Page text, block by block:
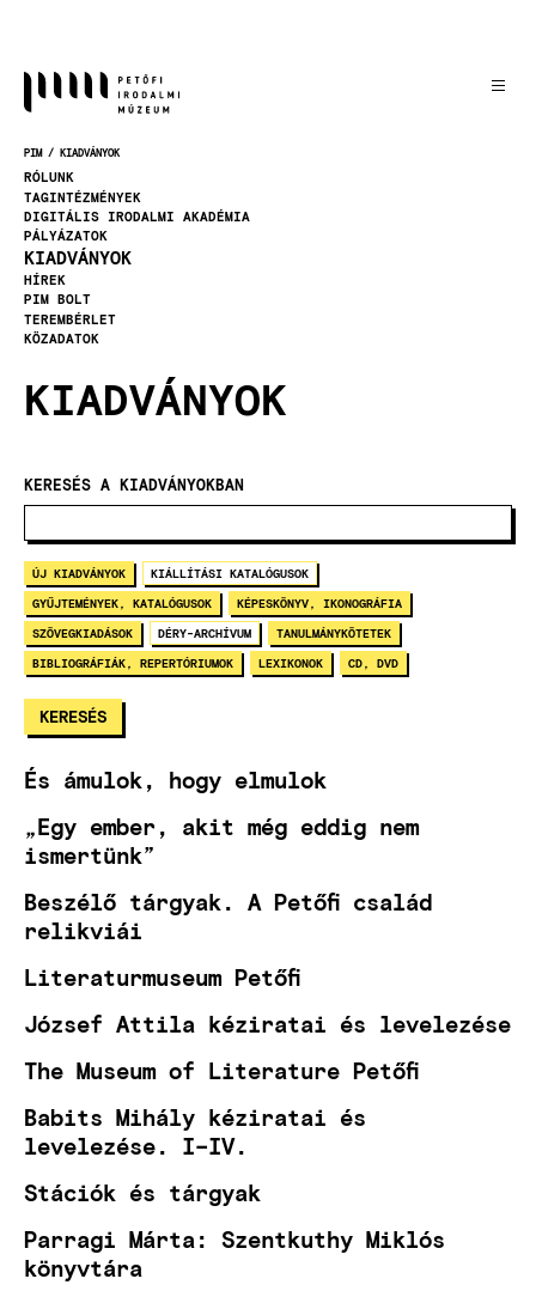
MORZSA
PIM KIADVÁNYOK
RÓLUNK
TAGINTÉZMÉNYEK
DIGITÁLIS IRODALMI AKADÉMIA
PÁLYÁZATOK
KIADVÁNYOK
HÍREK
PIM BOLT
TEREMBÉRLET
KÖZADATOK
KIADVÁNYOK
KERESÉS A KIADVÁNYOKBAN
ÚJ KIADVÁNYOK KIÁLLÍTÁSI KATALÓGUSOK
GYŰJTEMÉNYEK, KATALÓGUSOK KÉPESKÖNYV, IKONOGRÁFIA
SZÖVEGKIADÁSOK DÉRY-ARCHÍVUM TANULMÁNYKÖTETEK
BIBLIOGRÁFIÁK, REPERTÓRIUMOK LEXIKONOK CD, DVD
És ámulok, hogy elmulok
„Egy ember, akit még eddig nem
ismertünk”
Beszélő tárgyak. A Petőfi család
relikviái
Literaturmuseum Petőfi
József Attila kéziratai és levelezése
The Museum of Literature Petőfi
Babits Mihály kéziratai és
levelezése. I–IV.
Stációk és tárgyak
Parragi Márta: Szentkuthy Miklós
könyvtára